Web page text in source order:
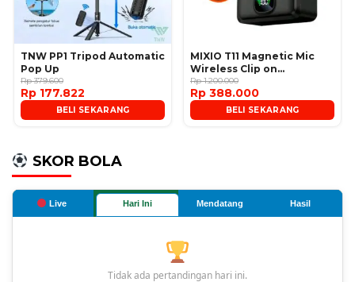
TNW PP1 Tripod Automatic
Pop Up
Rp 379.600
Rp 177.822
BELI SEKARANG
MIXIO T11 Magnetic Mic
Wireless Clip on
Microphone
Rp 1.200.000
Rp 388.000
BELI SEKARANG
SKOR BOLA
Live Hari Ini Mendatang Hasil
Tidak ada pertandingan hari ini.